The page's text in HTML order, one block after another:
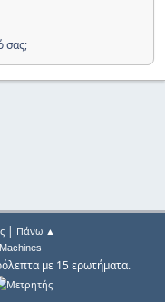
σας;
| Πάνω ▲
με 15 ερωτήματα.